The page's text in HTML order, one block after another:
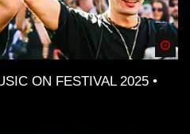
ON FESTIVAL 2025 •